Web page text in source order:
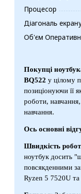
Процесор
Діагональ
Об'єм
Покупці
BQ522 у цілому
позиціонуючи її
роботи,
навчання.
Ось основні
Швидкість
ноутбук досить
повсякденними
Ryzen 5 7520U та